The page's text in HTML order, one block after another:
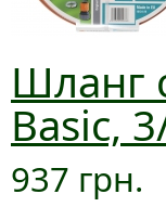
Шланг
Basic,
937 грн.